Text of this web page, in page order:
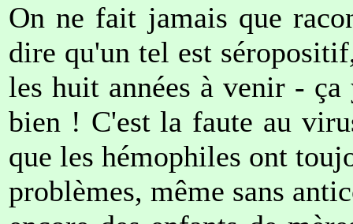
On ne fait jamais que
dire qu'un tel est
les huit années à venir -
bien ! C'est la faute au
que les hémophiles ont
problèmes, même sans